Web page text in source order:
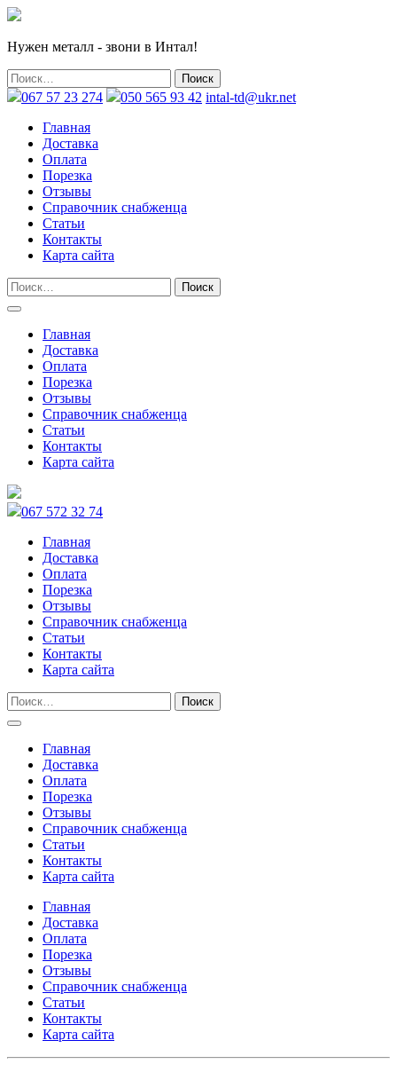
Нужен металл - звони в Интал!
067 57 23 274 050 565 93 42 intal-td@ukr.net
Главная
Доставка
Оплата
Порезка
Отзывы
Справочник снабженца
Статьи
Контакты
Карта сайта
Главная
Доставка
Оплата
Порезка
Отзывы
Справочник снабженца
Статьи
Контакты
Карта сайта
067 572 32 74
Главная
Доставка
Оплата
Порезка
Отзывы
Справочник снабженца
Статьи
Контакты
Карта сайта
Главная
Доставка
Оплата
Порезка
Отзывы
Справочник снабженца
Статьи
Контакты
Карта сайта
Главная
Доставка
Оплата
Порезка
Отзывы
Справочник снабженца
Статьи
Контакты
Карта сайта